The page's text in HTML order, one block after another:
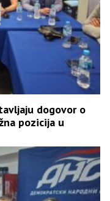
dogovor o
pozicija u